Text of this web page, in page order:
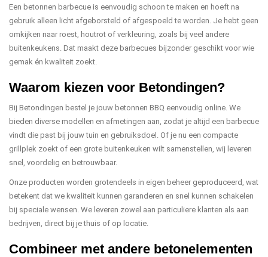
Een betonnen barbecue is eenvoudig schoon te maken en hoeft na
gebruik alleen licht afgeborsteld of afgespoeld te worden. Je hebt geen
omkijken naar roest, houtrot of verkleuring, zoals bij veel andere
buitenkeukens. Dat maakt deze barbecues bijzonder geschikt voor wie
gemak én kwaliteit zoekt.
Waarom kiezen voor Betondingen?
Bij Betondingen bestel je jouw betonnen BBQ eenvoudig online. We
bieden diverse modellen en afmetingen aan, zodat je altijd een barbecue
vindt die past bij jouw tuin en gebruiksdoel. Of je nu een compacte
grillplek zoekt of een grote buitenkeuken wilt samenstellen, wij leveren
snel, voordelig en betrouwbaar.
Onze producten worden grotendeels in eigen beheer geproduceerd, wat
betekent dat we kwaliteit kunnen garanderen en snel kunnen schakelen
bij speciale wensen. We leveren zowel aan particuliere klanten als aan
bedrijven, direct bij je thuis of op locatie.
Combineer met andere betonelementen